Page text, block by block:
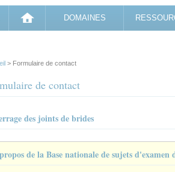
DOMAINES
> Formulaire de contact
de contact
des joints de brides
de la Base nationale de sujets